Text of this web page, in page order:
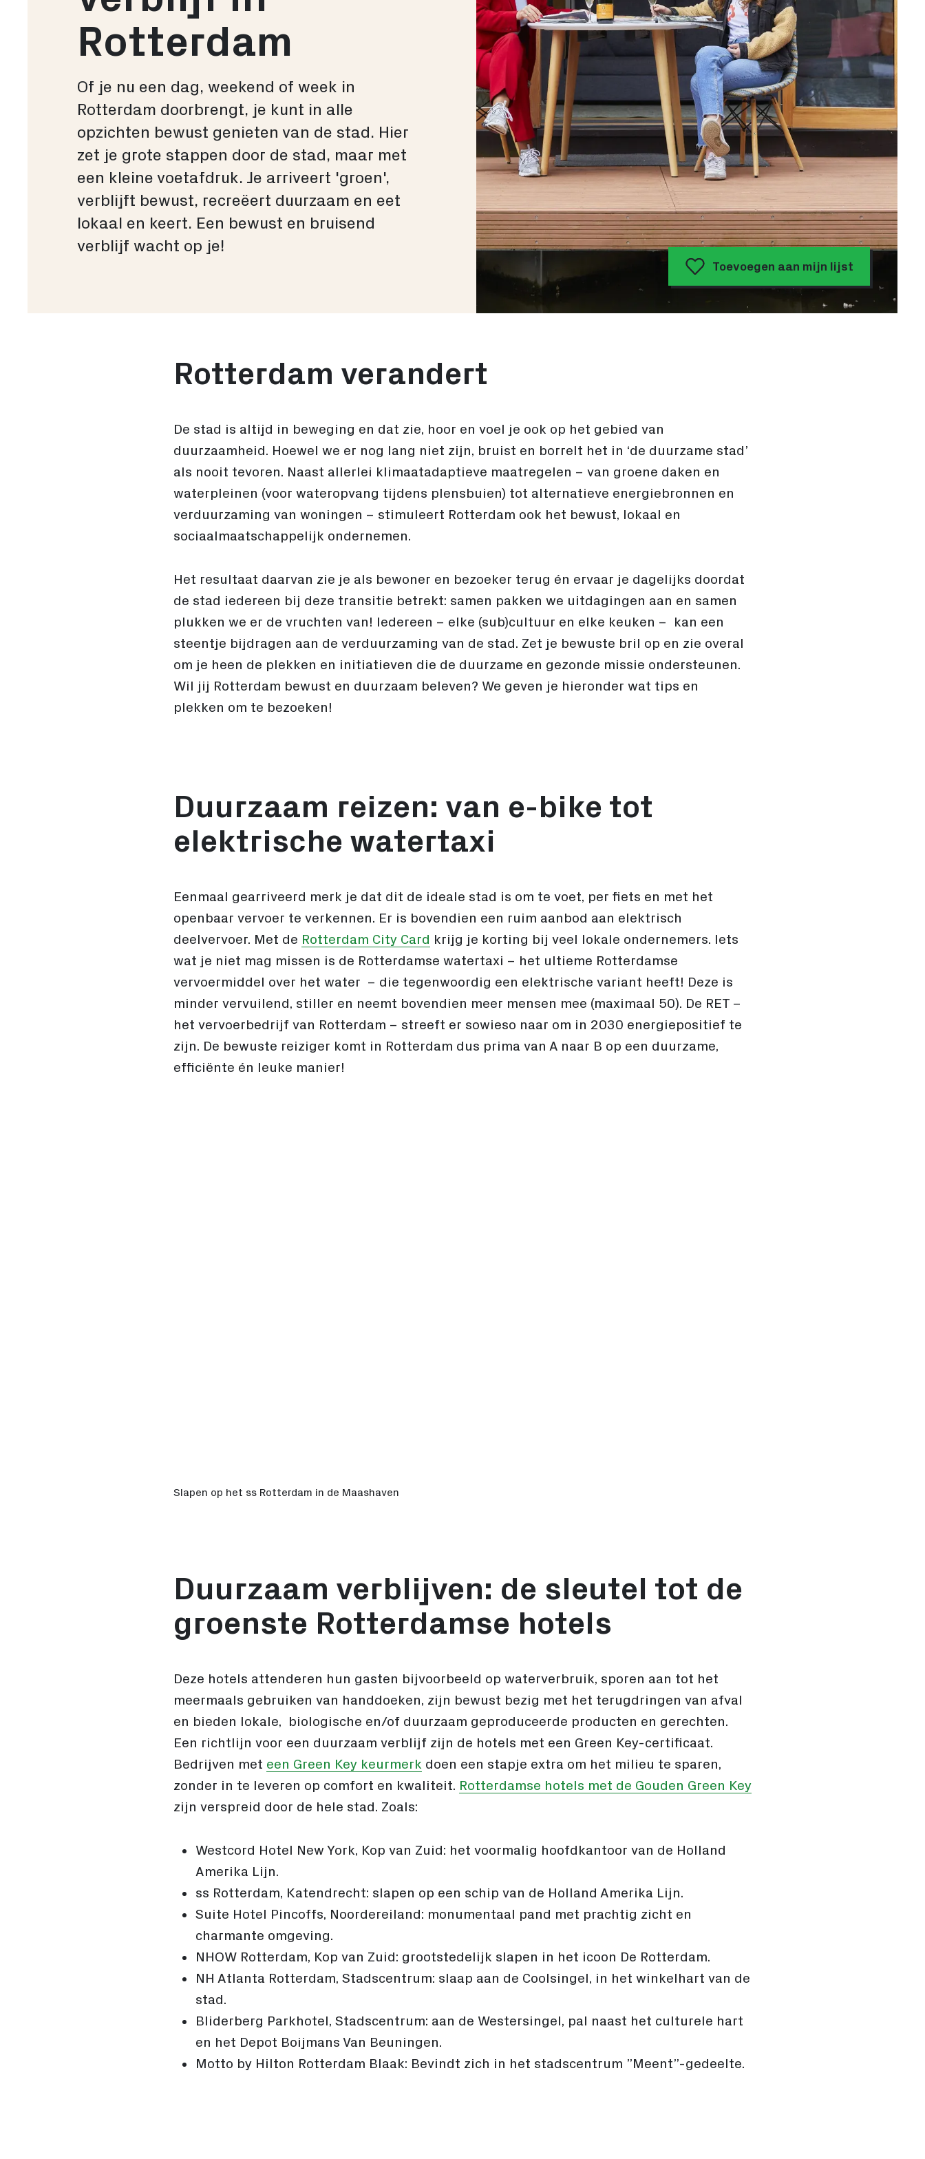
Rotterdam
Of je nu een dag, weekend of week in
Rotterdam doorbrengt, je kunt in alle
opzichten bewust genieten van de stad. Hier
zet je grote stappen door de stad, maar met
een kleine voetafdruk. Je arriveert 'groen',
verblijft bewust, recreëert duurzaam en eet
lokaal en keert. Een bewust en bruisend
verblijf wacht op je!
Toevoegen aan mijn lijst
Rotterdam verandert
De stad is altijd in beweging en dat zie, hoor en voel je ook op het gebied van
duurzaamheid. Hoewel we er nog lang niet zijn, bruist en borrelt het in ‘de duurzame stad’
als nooit tevoren. Naast allerlei klimaatadaptieve maatregelen – van groene daken en
waterpleinen (voor wateropvang tijdens plensbuien) tot alternatieve energiebronnen en
verduurzaming van woningen – stimuleert Rotterdam ook het bewust, lokaal en
sociaalmaatschappelijk ondernemen.
Het resultaat daarvan zie je als bewoner en bezoeker terug én ervaar je dagelijks doordat
de stad iedereen bij deze transitie betrekt: samen pakken we uitdagingen aan en samen
plukken we er de vruchten van! Iedereen – elke (sub)cultuur en elke keuken – kan een
steentje bijdragen aan de verduurzaming van de stad. Zet je bewuste bril op en zie overal
om je heen de plekken en initiatieven die de duurzame en gezonde missie ondersteunen.
Wil jij Rotterdam bewust en duurzaam beleven? We geven je hieronder wat tips en
plekken om te bezoeken!
Duurzaam reizen: van e-bike tot
elektrische watertaxi
Eenmaal gearriveerd merk je dat dit de ideale stad is om te voet, per fiets en met het
openbaar vervoer te verkennen. Er is bovendien een ruim aanbod aan elektrisch
deelvervoer. Met de Rotterdam City Card krijg je korting bij veel lokale ondernemers. Iets
wat je niet mag missen is de Rotterdamse watertaxi – het ultieme Rotterdamse
vervoermiddel over het water – die tegenwoordig een elektrische variant heeft! Deze is
minder vervuilend, stiller en neemt bovendien meer mensen mee (maximaal 50). De RET –
het vervoerbedrijf van Rotterdam – streeft er sowieso naar om in 2030 energiepositief te
zijn. De bewuste reiziger komt in Rotterdam dus prima van A naar B op een duurzame,
efficiënte én leuke manier!
Slapen op het ss Rotterdam in de Maashaven
Duurzaam verblijven: de sleutel tot de
groenste Rotterdamse hotels
Deze hotels attenderen hun gasten bijvoorbeeld op waterverbruik, sporen aan tot het
meermaals gebruiken van handdoeken, zijn bewust bezig met het terugdringen van afval
en bieden lokale, biologische en/of duurzaam geproduceerde producten en gerechten.
Een richtlijn voor een duurzaam verblijf zijn de hotels met een Green Key-certificaat.
Bedrijven met een Green Key keurmerk doen een stapje extra om het milieu te sparen,
zonder in te leveren op comfort en kwaliteit. Rotterdamse hotels met de Gouden Green Key
zijn verspreid door de hele stad. Zoals:
Westcord Hotel New York, Kop van Zuid: het voormalig hoofdkantoor van de Holland
Amerika Lijn.
ss Rotterdam, Katendrecht: slapen op een schip van de Holland Amerika Lijn.
Suite Hotel Pincoffs, Noordereiland: monumentaal pand met prachtig zicht en
charmante omgeving.
NHOW Rotterdam, Kop van Zuid: grootstedelijk slapen in het icoon De Rotterdam.
NH Atlanta Rotterdam, Stadscentrum: slaap aan de Coolsingel, in het winkelhart van de
stad.
Bliderberg Parkhotel, Stadscentrum: aan de Westersingel, pal naast het culturele hart
en het Depot Boijmans Van Beuningen.
Motto by Hilton Rotterdam Blaak: Bevindt zich in het stadscentrum ”Meent”-gedeelte.